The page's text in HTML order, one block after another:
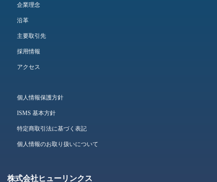
企業理念
沿革
主要取引先
採用情報
アクセス
個人情報保護方針
ISMS 基本方針
特定商取引法に基づく表記
個人情報のお取り扱いについて
株式会社ヒューリンクス